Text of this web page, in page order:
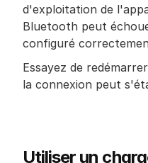
d'exploitation de
Bluetooth peut
configuré
Essayez de
la connexion peut
Utiliser un